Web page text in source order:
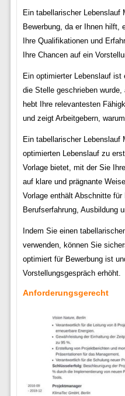
Ein tabellarischer
Bewerbung, da er Ihnen hilft,
Ihre Qualifikationen und
Ihre Chancen auf ein
Ein optimierter Lebenslauf
die Stelle geschrieben
hebt Ihre relevantesten
und zeigt Arbeitgebern,
Ein tabellarischer Lebenslauf
optimierten Lebenslauf zu
Vorlage bietet, mit der Sie
auf klare und prägnante
Vorlage enthält Abschnitte für
Berufserfahrung, Ausbildung
Indem Sie einen
verwenden, können Sie
optimiert für Bewerbung ist
Vorstellungsgespräch erhöht.
Anforderungsgerecht